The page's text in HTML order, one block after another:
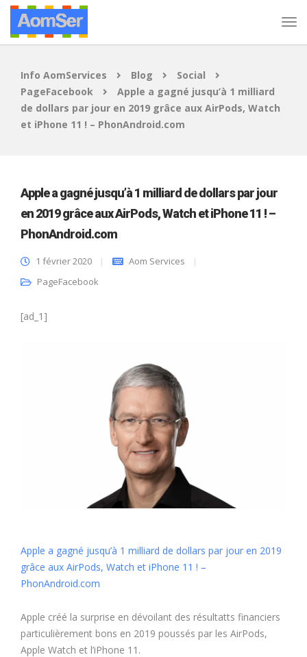
Info AomServices Blog
Social
PageFacebook
Apple a gagné jusqu’à 1 milliard
de dollars par jour en 2019 grâce aux AirPods, Watch
et iPhone 11 ! – PhonAndroid.com
Apple a gagné jusqu’à 1 milliard de dollars par jour
en 2019 grâce aux AirPods, Watch et iPhone 11 ! –
PhonAndroid.com
1 février 2020
Aom Services
PageFacebook
[ad_1]
Apple a gagné jusqu’à 1 milliard de dollars par jour en 2019
grâce aux AirPods, Watch et iPhone 11 ! –
PhonAndroid.com
Apple créé la surprise en dévoilant des résultatts financiers
particulièrement bons en 2019 poussés par les AirPods,
Apple Watch et l’iPhone 11.